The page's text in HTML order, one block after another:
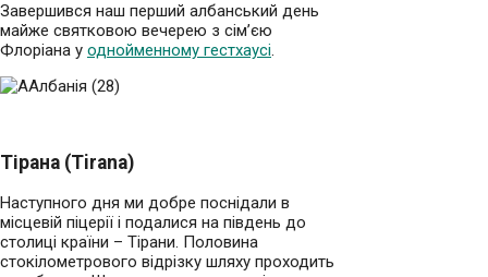
Завершився наш перший албанський день
майже святковою вечерею з сім’єю
Флоріана у однойменному гестхаусі.
Тірана (Tirana)
Наступного дня ми добре поснідали в
місцевій піцерії і подалися на південь до
столиці країни – Тірани. Половина
стокілометрового відрізку шляху проходить